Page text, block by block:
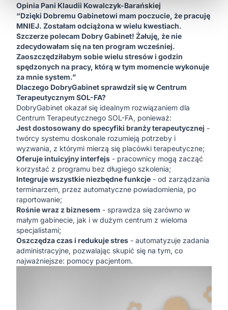
Opinia Pani Klaudii Kowalczyk-Barańskiej
“Dzięki Dobremu Gabinetowi mam poczucie, że pracuję
MNIEJ. Zostałam odciążona w wielu kwestiach.
Szczerze polecam Dobry Gabinet! Żałuję, że nie
zdecydowałam się na ten program wcześniej.
Zaoszczędziłabym sobie wielu stresów i godzin
spędzonych na pracy, którą w tym momencie wykonuje
za mnie system.”
Dlaczego DobryGabinet sprawdził się w Centrum
Terapeutycznym SOL-FA?
DobryGabinet okazał się idealnym rozwiązaniem dla
Centrum Terapeutycznego SOL-FA, ponieważ:
Jest dostosowany do specyfiki branży terapeutycznej -
twórcy systemu doskonale rozumieją potrzeby i
wyzwania, z którymi mierzą się placówki terapeutyczne;
Oferuje intuicyjny interfejs - pracownicy mogą zacząć
korzystać z programu bez długiego szkolenia;
Integruje wszystkie niezbędne funkcje - od zarządzania
terminarzem, przez automatyczne powiadomienia, po
raportowanie;
Rośnie wraz z biznesem - sprawdza się zarówno w
małym gabinecie, jak i w dużym centrum z wieloma
specjalistami;
Oszczędza czas i redukuje stres - automatyzuje zadania
administracyjne, pozwalając skupić się na tym, co
najważniejsze: pomocy pacjentom.